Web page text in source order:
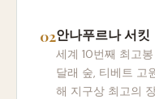
안나푸르나 서킷
세계 10번째 최고
달래 숲, 티베트 고
해 지구상 최고의